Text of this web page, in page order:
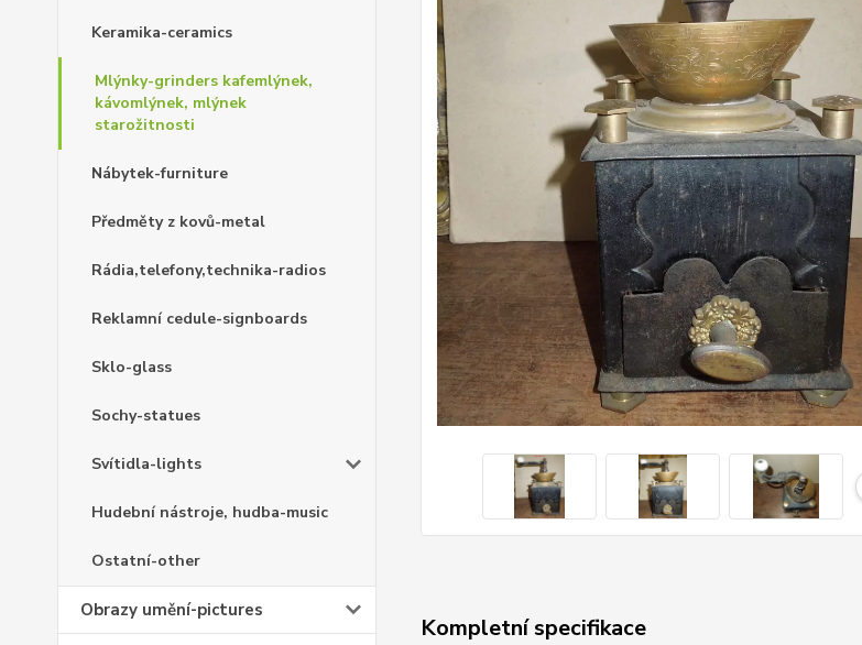
Keramika-ceramics
Mlýnky-grinders kafemlýnek,
kávomlýnek, mlýnek
starožitnosti
Nábytek-furniture
Předměty z kovů-metal
Rádia,telefony,technika-radios
Reklamní cedule-signboards
Sklo-glass
Sochy-statues
Svítidla-lights
Hudební nástroje, hudba-music
Ostatní-other
Obrazy umění-pictures
Kompletní specifikace